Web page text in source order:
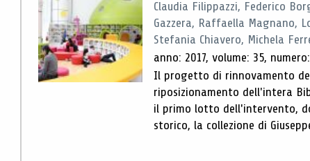
Claudia Filippazzi, Federico
Gazzera, Raffaella Magnano,
Stefania Chiavero, Michela
anno: 2017, volume: 35,
Il progetto di rinnovamento
riposizionamento dell'intera
il primo lotto dell'intervento,
storico, la collezione di